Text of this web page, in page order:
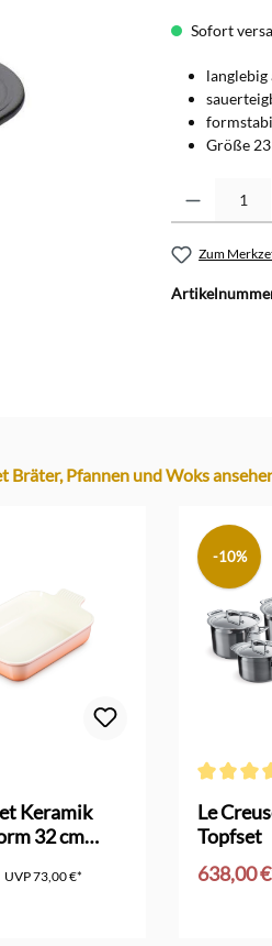
Sofort
Größe
Zum
Bräter, Pfannen und Woks
Keramik
32 cm
UVP73,00 €*
-10%
Le
Topfset
638,00